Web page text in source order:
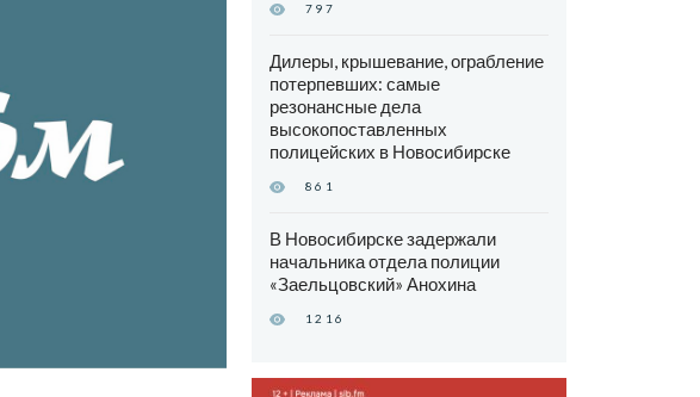
797
Дилеры, крышевание, ограбление
потерпевших: самые
резонансные дела
высокопоставленных
полицейских в Новосибирске
861
В Новосибирске задержали
начальника отдела полиции
«Заельцовский» Анохина
1216